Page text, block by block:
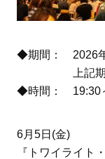
◆期間： 2026年
上記期間の
◆時間： 19:30
6月5日(金)
『トワイライト